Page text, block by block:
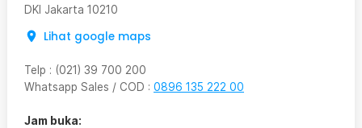
DKI Jakarta 10210
Lihat google maps
Telp : (021) 39 700 200
Whatsapp Sales / COD : 0896 135 222 00
Jam buka: